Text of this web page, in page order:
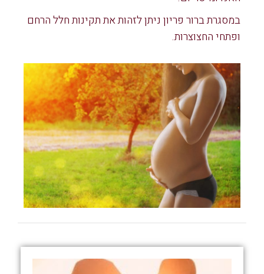
במסגרת ברור פריון ניתן לזהות את תקינות חלל הרחם
ופתחי החצוצרות.